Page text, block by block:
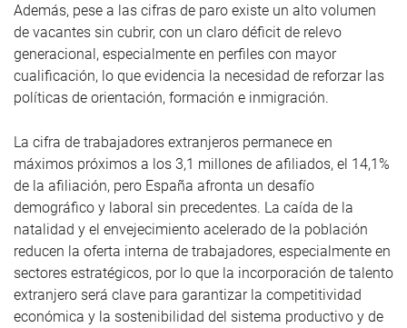
Además, pese a las cifras de paro existe un alto volumen
de vacantes sin cubrir, con un claro déficit de relevo
generacional, especialmente en perfiles con mayor
cualificación, lo que evidencia la necesidad de reforzar las
políticas de orientación, formación e inmigración.
La cifra de trabajadores extranjeros permanece en
máximos próximos a los 3,1 millones de afiliados, el 14,1%
de la afiliación, pero España afronta un desafío
demográfico y laboral sin precedentes. La caída de la
natalidad y el envejecimiento acelerado de la población
reducen la oferta interna de trabajadores, especialmente en
sectores estratégicos, por lo que la incorporación de talento
extranjero será clave para garantizar la competitividad
económica y la sostenibilidad del sistema productivo y de